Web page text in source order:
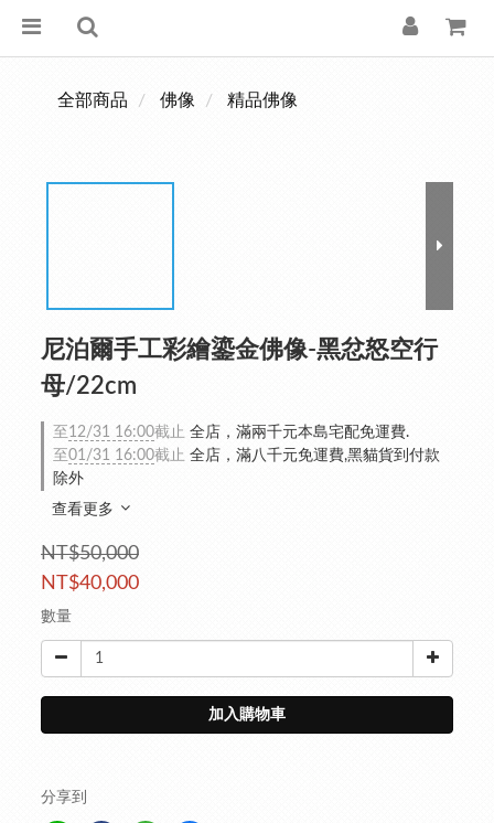
全部商品 佛像 精品佛像
尼泊爾手工彩繪鎏金佛像-黑忿怒空行
母/22cm
至 12/31 16:00截止 全店，滿兩千元本島宅配免運費.
至01/31 16:00截止 全店，滿八千元免運費,黑貓貨到付款
除外
查看更多
NT$50,000
NT$40,000
數量
加入購物車
分享到